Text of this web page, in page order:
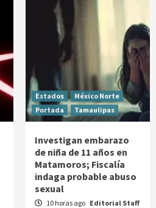
Estados
México Norte
Portada
Tamaulipas
Investigan embarazo
de niña de 11 años en
Matamoros; Fiscalía
indaga probable abuso
sexual
10 horas ago Editorial Staff